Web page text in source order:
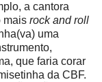
a cantora
mais rock and roll
uma
que faria corar
da CBF.